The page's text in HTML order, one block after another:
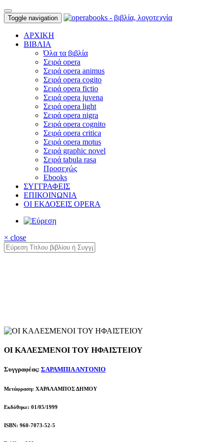
Toggle navigation
ΑΡΧΙΚΗ
ΒΙΒΛΙΑ
Όλα τα βιβλία
Σειρά opera
Σειρά opera animus
Σειρά opera cogito
Σειρά opera fictio
Σειρά opera juvena
Σειρά opera light
Σειρά opera nigra
Σειρά opera cognito
Σειρά opera critica
Σειρά opera motus
Σειρά graphic novel
Σειρά tabula rasa
Προσεχώς
Ebooks
ΣΥΓΓΡΑΦΕΙΣ
ΕΠΙΚΟΙΝΩΝΙΑ
ΟΙ ΕΚΔΟΣΕΙΣ OPERA
× close
ΟΙ ΚΑΛΕΣΜΕΝΟΙ ΤΟΥ ΗΦΑΙΣΤΕΙΟΥ
Συγγραφέας: ΣΑΡΑΜΠΙΑ ΑΝΤΟΝΙΟ
Μετάφραση: ΧΑΡΑΛΑΜΠΟΣ ΔΗΜΟΥ
Εκδόθηκε: 01/05/1999
ISBN: 960-7073-52-5